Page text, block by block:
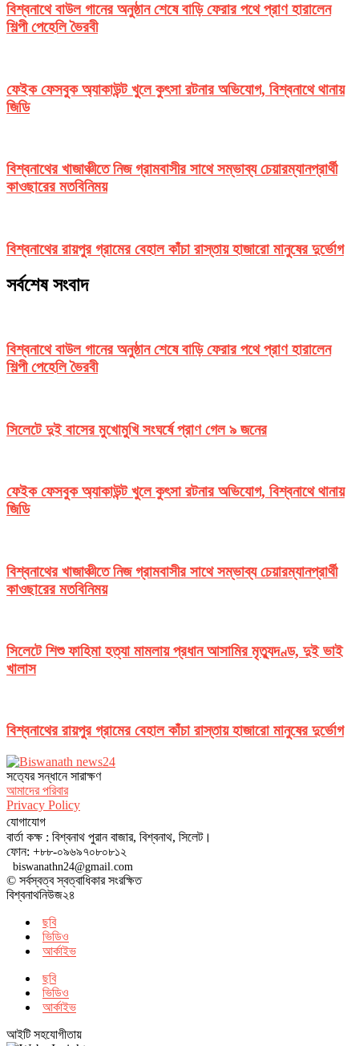
বিশ্বনাথে বাউল গানের অনুষ্ঠান শেষে বাড়ি ফেরার পথে প্রাণ হারালেন
শিল্পী পেহেলি ভৈরবী
ফেইক ফেসবুক অ্যাকাউন্ট খুলে কুৎসা রটনার অভিযোগ, বিশ্বনাথে থানায়
জিডি
বিশ্বনাথের খাজাঞ্চীতে নিজ গ্রামবাসীর সাথে সম্ভাব্য চেয়ারম্যানপ্রার্থী
কাওছারের মতবিনিময়
বিশ্বনাথের রায়পুর গ্রামের বেহাল কাঁচা রাস্তায় হাজারো মানুষের দুর্ভোগ
সর্বশেষ সংবাদ
বিশ্বনাথে বাউল গানের অনুষ্ঠান শেষে বাড়ি ফেরার পথে প্রাণ হারালেন
শিল্পী পেহেলি ভৈরবী
সিলেটে দুই বাসের মুখোমুখি সংঘর্ষে প্রাণ গেল ৯ জনের
ফেইক ফেসবুক অ্যাকাউন্ট খুলে কুৎসা রটনার অভিযোগ, বিশ্বনাথে থানায়
জিডি
বিশ্বনাথের খাজাঞ্চীতে নিজ গ্রামবাসীর সাথে সম্ভাব্য চেয়ারম্যানপ্রার্থী
কাওছারের মতবিনিময়
সিলেটে শিশু ফাহিমা হত্যা মামলায় প্রধান আসামির মৃত্যুদণ্ড, দুই ভাই
খালাস
বিশ্বনাথের রায়পুর গ্রামের বেহাল কাঁচা রাস্তায় হাজারো মানুষের দুর্ভোগ
সত‌্যের সন্ধানে সারাক্ষণ
আমাদের পরিবার
Privacy Policy
যোগাযোগ
বার্তা কক্ষ : বিশ্বনাথ পুরান বাজার, বিশ্বনাথ, সিলেট।
ফোন: +৮৮-০৯৬৯৭০৮০৮১২
biswanathn24@gmail.com
© সর্বস্বত্ব স্বত্বাধিকার সংরক্ষিত
বিশ্বনাথনিউজ২৪
ছবি
ভিডিও
আর্কাইভ
ছবি
ভিডিও
আর্কাইভ
আইটি সহযোগীতায়